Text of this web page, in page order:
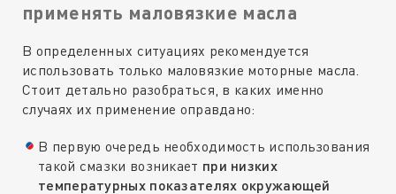
применять маловязкие масла
В определенных ситуациях рекомендуется
использовать только маловязкие моторные масла.
Стоит детально разобраться, в каких именно
случаях их применение оправдано:
В первую очередь необходимость использования
такой смазки возникает при низких
температурных показателях окружающей